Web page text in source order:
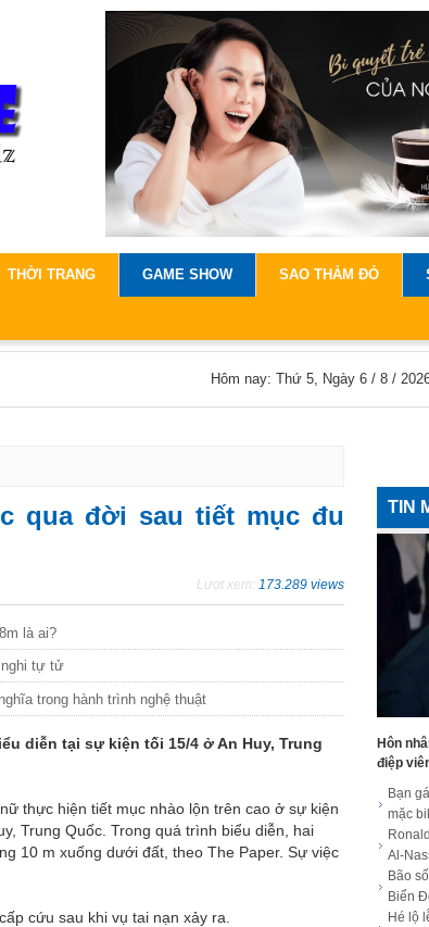
THỜI TRANG GAME SHOW SAO THẢM ĐỎ
Hôm nay: Thứ 5, Ngày 6 / 8 /
qua đời sau tiết mục đu
Lượt xem: 173.289 views
là ai?
nghi tự tử
trong hành trình nghệ thuật
diễn tại sự kiện tối 15/4 ở An Huy, Trung
thực hiện tiết mục nhào lộn trên cao ở sự kiện
Trung Quốc. Trong quá trình biểu diễn, hai
10 m xuống dưới đất, theo The Paper. Sự việc
cứu sau khi vụ tai nạn xảy ra.
TIN
Hôn
điệp
Bạn
mặc
Al-
Bão
Biển
Hé lộ